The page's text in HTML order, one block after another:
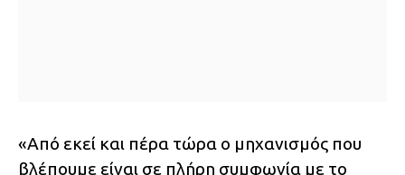
«Από εκεί και πέρα τώρα ο μηχανισμός που
βλέπουμε είναι σε πλήρη συμφωνία με το